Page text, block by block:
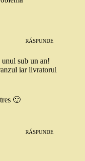
RĂSPUNDE
sub un an!
iar livratorul
🙂
RĂSPUNDE